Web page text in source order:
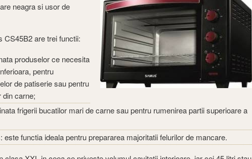
neagra si usor de
CS45B2 are trei functii:
produselor ce necesita
pentru
de patiserie sau pentru
din carne;
frigerii bucatilor mari de carne sau pentru rumenirea partii superioare a
este functia ideala pentru prepararea majoritatii felurilor de mancare.